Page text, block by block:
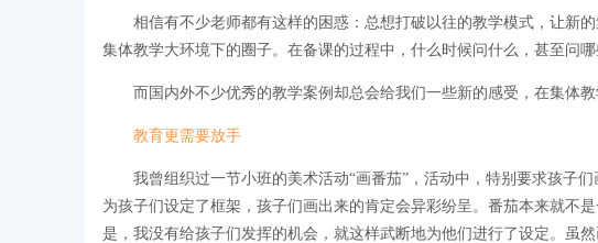
相信有不少老师都有这样的困惑：总想打破以往的教学模式，让新
集体教学大环境下的圈子。在备课的过程中，什么时候问什么，甚至问哪
而国内外不少优秀的教学案例却总会给我们一些新的感受，在集体
教育更需要放手
我曾组织过一节小班的美术活动“画番茄”，活动中，特别要求孩子
为孩子们设定了框架，孩子们画出来的肯定会异彩纷呈。番茄本来就不
是，我没有给孩子们发挥的机会，就这样武断地为他们进行了设定。虽